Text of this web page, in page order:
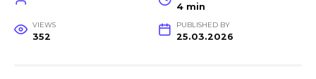
4 min
VIEWS
352
PUBLISHED BY
25.03.2026